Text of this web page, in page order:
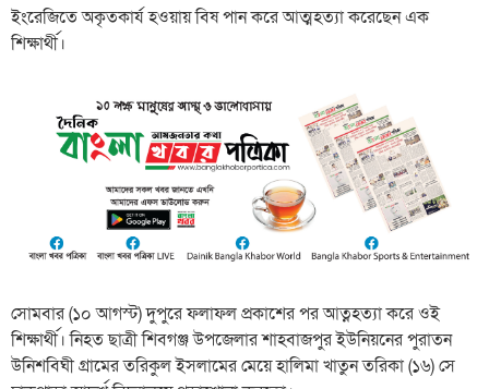
ইংরেজিতে অকৃতকার্য হওয়ায় বিষ পান করে আত্মহত্যা করেছেন এক
শিক্ষার্থী।
সোমবার (১০ আগস্ট) দুপুরে ফলাফল প্রকাশের পর আত্নহত্যা করে ওই
শিক্ষার্থী। নিহত ছাত্রী শিবগঞ্জ উপজেলার শাহবাজপুর ইউনিয়নের পুরাতন
উনিশবিঘী গ্রামের তরিকুল ইসলামের মেয়ে হালিমা খাতুন তরিকা (১৬) সে